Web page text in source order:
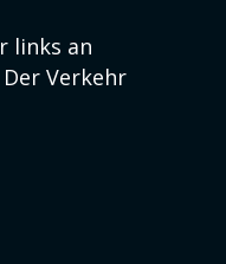
links an
Verkehr